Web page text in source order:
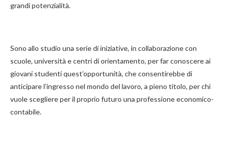
grandi potenzialità.
Sono allo studio una serie di iniziative, in collaborazione con
scuole, università e centri di orientamento, per far conoscere ai
giovani studenti quest’opportunità, che consentirebbe di
anticipare l’ingresso nel mondo del lavoro, a pieno titolo, per chi
vuole scegliere per il proprio futuro una professione economico-
contabile.